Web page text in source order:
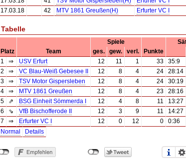
17.03.18
42 MTV 1861 Greußen(H) Erfurter VC I
Tabelle
Spiele
Platz
Team ges. gew. verl. Punkte
1
⇒ USV Erfurt 12 11 1 33 35:9
2
⇒ VC Blau-Weiß Gebesee II 12 8 4 24 28:14
3
⇒ TSV Motor Gispersleben 12 8 4 24 30:19
4
⇒ MTV 1861 Greußen 12 8 4 23 28:16
5
⇗ BSG Einheit Sömmerda I 12 4 8 11 13:27
6
⇘ VfB Bischofferode II 12 3 9 11 14:27
7
⇒ Erfurter VC I 12 0 12 0 0:36
Normal
Details